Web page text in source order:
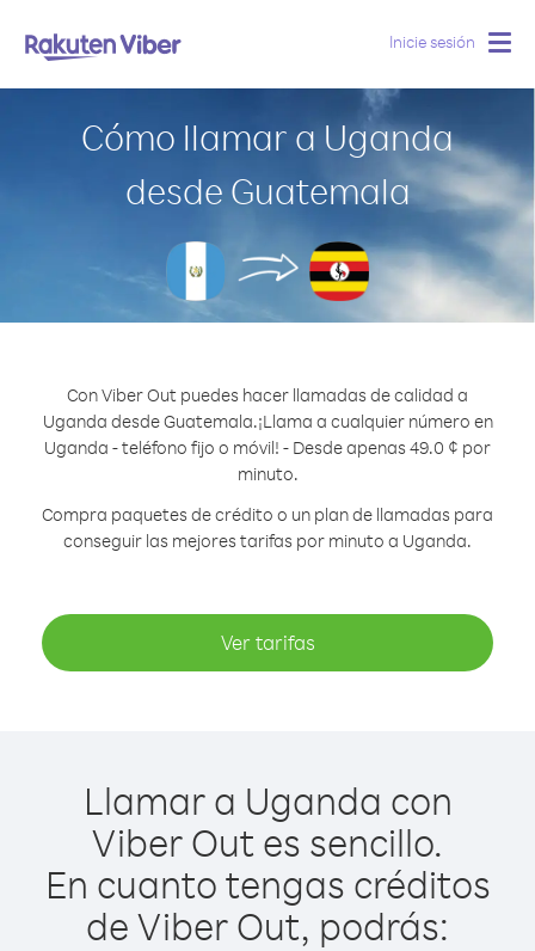
Inicie sesión
Cómo llamar a Uganda
desde Guatemala
Con Viber Out puedes hacer llamadas de calidad a
Uganda desde Guatemala.¡Llama a cualquier número en
Uganda - teléfono fijo o móvil! - Desde apenas 49.0 ¢ por
minuto.
Compra paquetes de crédito o un plan de llamadas para
conseguir las mejores tarifas por minuto a Uganda.
Ver tarifas
Llamar a Uganda con
Viber Out es sencillo.
En cuanto tengas créditos
de Viber Out, podrás: